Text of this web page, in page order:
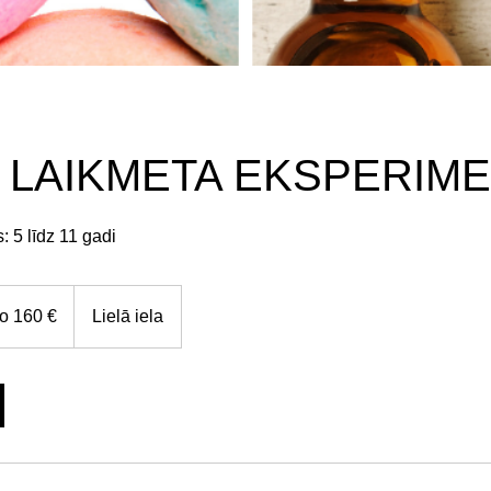
5 līdz 11 gadi
160 € Lielā iela